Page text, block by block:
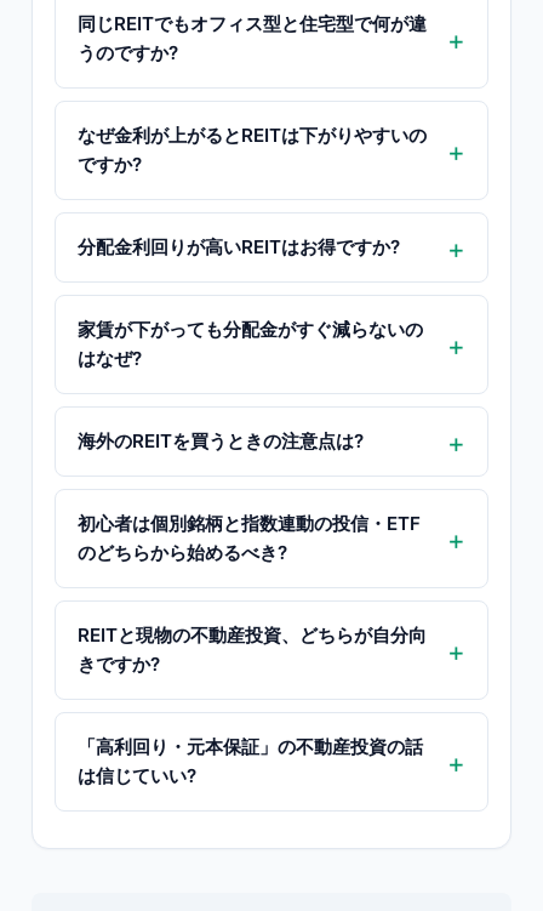
同じREITでもオフィス型と住宅型で何が違
うのですか?
なぜ金利が上がるとREITは下がりやすいの
ですか?
分配金利回りが高いREITはお得ですか?
家賃が下がっても分配金がすぐ減らないの
はなぜ?
海外のREITを買うときの注意点は?
初心者は個別銘柄と指数連動の投信・ETF
のどちらから始めるべき?
REITと現物の不動産投資、どちらが自分向
きですか?
「高利回り・元本保証」の不動産投資の話
は信じていい?